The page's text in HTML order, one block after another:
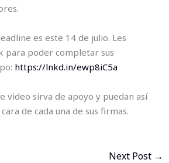
es este 14 de julio. Les
para poder completar sus
https://lnkd.in/ewp8iC5a
video sirva de apoyo y puedan así
de cada una de sus firmas.
Next Post →